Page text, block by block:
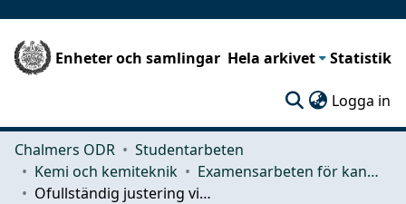
Enheter och samlingar Hela arkivet Statistik
Logga in
Chalmers ODR
Studentarbeten
Kemi och kemiteknik
Examensarbeten för kandidatexamen
Ofullständig justering vid regressionsanalys